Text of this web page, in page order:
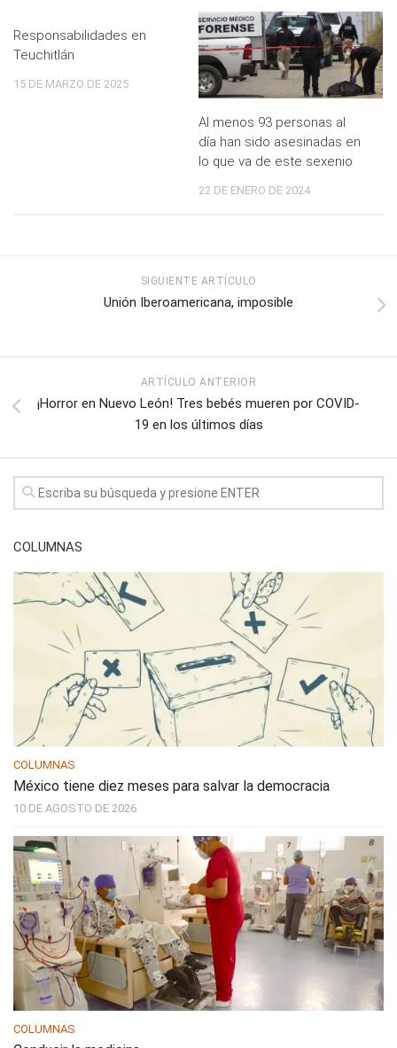
Responsabilidades en
Teuchitlán
15 DE MARZO DE 2025
Al menos 93 personas al
día han sido asesinadas en
lo que va de este sexenio
22 DE ENERO DE 2024
SIGUIENTE ARTÍCULO
Unión Iberoamericana, imposible
ARTÍCULO ANTERIOR
¡Horror en Nuevo León! Tres bebés mueren por COVID-
19 en los últimos días
COLUMNAS
COLUMNAS
México tiene diez meses para salvar la democracia
10 DE AGOSTO DE 2026
COLUMNAS